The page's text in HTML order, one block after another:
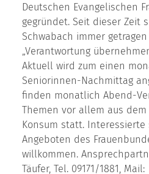
Deutschen Evangelischen
gegründet. Seit dieser Zeit
Schwabach immer
„Verantwortung
Aktuell wird zum einen
Seniorinnen-Nachmittag
finden monatlich Abend-
Themen vor allem aus
Konsum statt.
Angeboten des
willkommen.
Täufer, Tel. 09171/1881, Mail: